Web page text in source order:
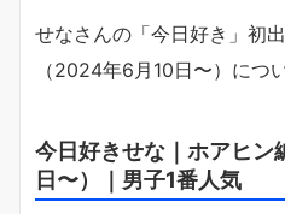
せなさんの「今日好き」初
（2024年6月10日〜）につ
今日好きせな｜ホアヒ
日〜）｜男子1番人気